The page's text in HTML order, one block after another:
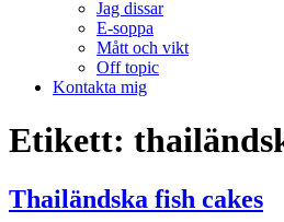
Jag dissar
E-soppa
Mått och vikt
Off topic
Kontakta mig
Etikett:
Thailändska fish cakes